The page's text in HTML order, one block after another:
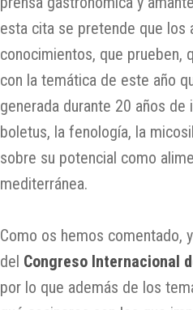
esta cita se pretende que los
conocimientos, que prueben,
con la temática de este año
generada durante 20 años
boletus, la fenología, la
sobre su potencial como
mediterránea.
Como os hemos comentado,
del Congreso Internacional
por lo que además de los